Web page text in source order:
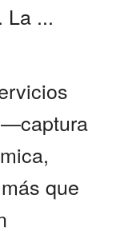
La ...
—captura
que